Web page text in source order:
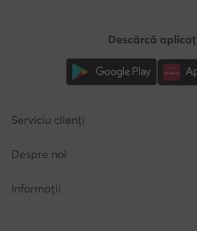
Descărcă
Serviciu clienți
Despre noi
Informații